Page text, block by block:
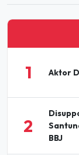
1 Aktor
2
BBJ